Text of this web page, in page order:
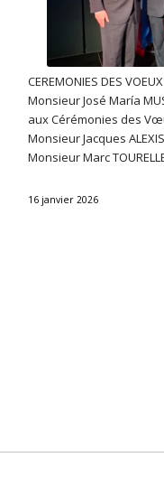
CEREMONIES DES
Monsieur José María
aux Cérémonies des
Monsieur Jacques
Monsieur Marc
16 janvier 2026